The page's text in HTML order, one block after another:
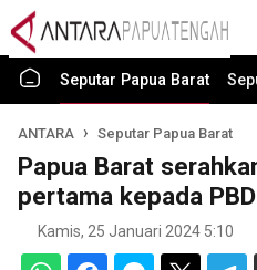
Seputar Papua Barat
ANTARA Seputar Papua Barat
Papua Barat
pertama kepada PBD
Kamis, 25 Januari 2024 5:10